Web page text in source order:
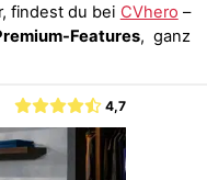
findest du bei CVhero –
Features, ganz